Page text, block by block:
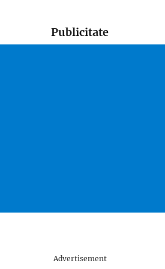
Publicitate
Advertisement